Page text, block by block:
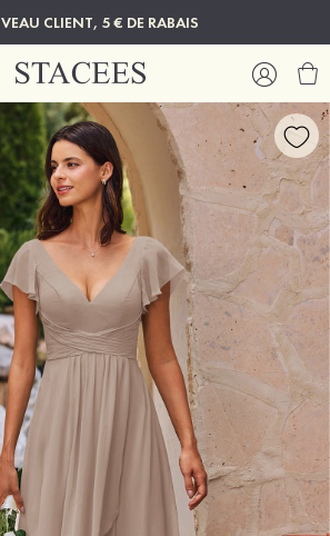
CLIENT, 5 € DE RABAIS